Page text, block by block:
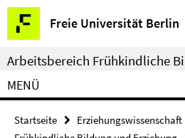
Springe
direkt
zu
Inhalt
Freie Universität Berlin
Service-
Navigation
Arbeitsbereich Frühkindliche
MENÜ
Startseite Erziehungswissenschaft